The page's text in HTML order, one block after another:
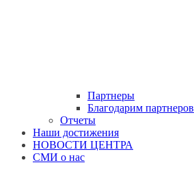
Партнеры
Благодарим партнеров
Отчеты
Наши достижения
НОВОСТИ ЦЕНТРА
СМИ о нас